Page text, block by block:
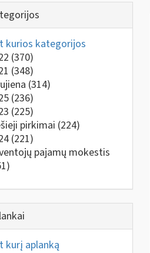
kurios kategorijos
(370)
(348)
(314)
(236)
(225)
pirkimai (224)
(221)
pajamų mokestis
kurį aplanką